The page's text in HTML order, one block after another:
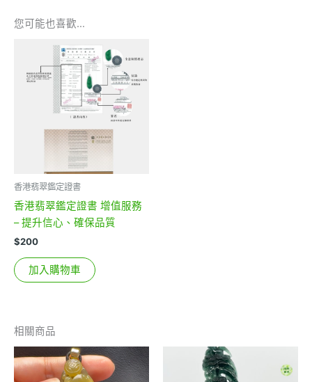
您可能也喜歡…
香港翡翠鑑定證書
香港翡翠鑑定證書 增值服務
– 提升信心、確保品質
$200
加入購物車
相關商品